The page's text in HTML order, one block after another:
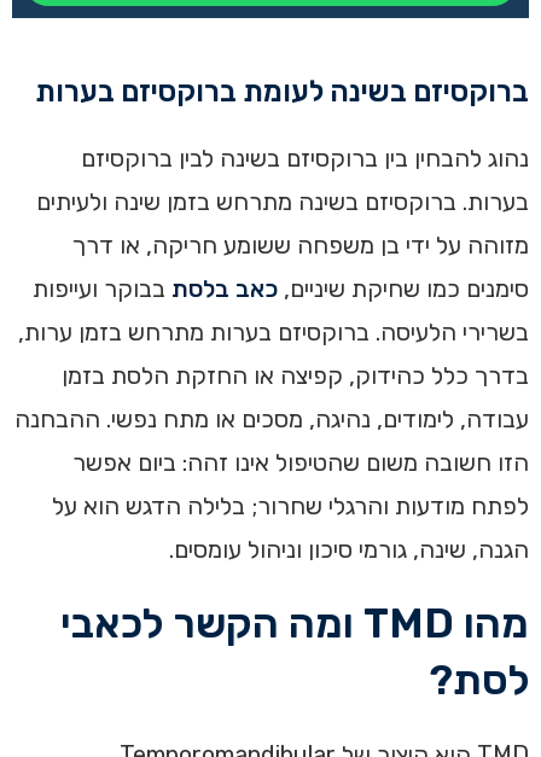
ברוקסיזם בשינה לעומת ברוקסיזם בערות
נהוג להבחין בין ברוקסיזם בשינה לבין ברוקסיזם
בערות. ברוקסיזם בשינה מתרחש בזמן שינה ולעיתים
מזוהה על ידי בן משפחה ששומע חריקה, או דרך
סימנים כמו שחיקת שיניים, כאב בלסת בבוקר ועייפות
בשרירי הלעיסה. ברוקסיזם בערות מתרחש בזמן ערות,
בדרך כלל כהידוק, קפיצה או החזקת הלסת בזמן
עבודה, לימודים, נהיגה, מסכים או מתח נפשי. ההבחנה
הזו חשובה משום שהטיפול אינו זהה: ביום אפשר
לפתח מודעות והרגלי שחרור; בלילה הדגש הוא על
הגנה, שינה, גורמי סיכון וניהול עומסים.
מהו TMD ומה הקשר לכאבי
לסת?